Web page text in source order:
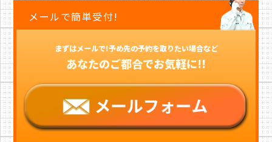
メールで簡単受付!
まずはメールで!予め先の予約を取りたい場合など
あなたのご都合でお気軽に!!